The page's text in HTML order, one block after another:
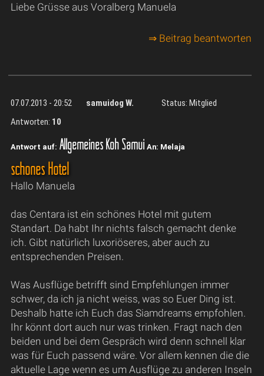
Liebe Grüsse aus Voralberg Manuela
⇒ Beitrag beantworten
07.07.2013 - 20:52 samuidog W.
Status: Mitglied
Antworten: 10
Antwort auf: Allgemeines Koh Samui An: Melaja
schönes Hotel
Hallo Manuela
das Centara ist ein schönes Hotel mit gutem
Standart. Da habt Ihr nichts falsch gemacht denke
ich. Gibt natürlich luxoriöseres, aber auch zu
entsprechenden Preisen.
Was Ausflüge betrifft sind Empfehlungen immer
schwer, da ich ja nicht weiss, was so Euer Ding ist.
Deshalb hatte ich Euch das Siamdreams empfohlen.
Ihr könnt dort auch nur was trinken. Fragt nach den
beiden und bei dem Gespräch wird denn schnell klar
was für Euch passend wäre. Vor allem kennen die die
aktuelle Lage wenn es um Ausflüge zu anderen Inseln